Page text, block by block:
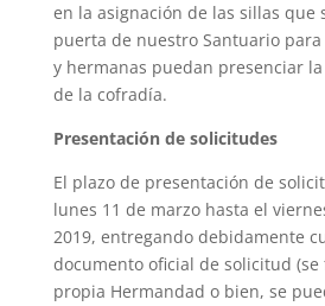
en la asignación de las sillas que
puerta de nuestro Santuario
y hermanas puedan presenciar
de la cofradía.
Presentación de solicitudes
El plazo de presentación de
lunes 11 de marzo hasta el
2019, entregando debidamente
documento oficial de solicitud
propia Hermandad o bien, se